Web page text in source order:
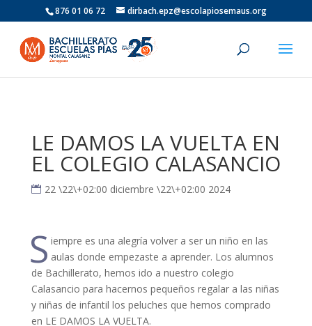
876 01 06 72 dirbach.epz@escolapiosemaus.org
LE DAMOS LA VUELTA EN
EL COLEGIO CALASANCIO
22 \22\+02:00 diciembre \22\+02:00 2024
S iempre es una alegría volver a ser un niño en las
aulas donde empezaste a aprender. Los alumnos
de Bachillerato, hemos ido a nuestro colegio
Calasancio para hacernos pequeños regalar a las niñas
y niñas de infantil los peluches que hemos comprado
en LE DAMOS LA VUELTA.